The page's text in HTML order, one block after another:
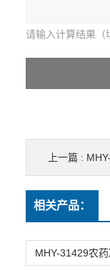
请输入计算结果（
上一篇 :
相关产品：